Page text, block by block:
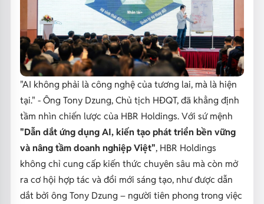
"AI không phải là công nghệ của tương lai, mà là hiện
tại." - Ông Tony Dzung, Chủ tịch HĐQT, đã khẳng định
tầm nhìn chiến lược của HBR Holdings. Với sứ mệnh
"Dẫn dắt ứng dụng AI, kiến tạo phát triển bền vững
và nâng tầm doanh nghiệp Việt", HBR Holdings
không chỉ cung cấp kiến thức chuyên sâu mà còn mở
ra cơ hội hợp tác và đổi mới sáng tạo, như được dẫn
dắt bởi ông Tony Dzung – người tiên phong trong việc